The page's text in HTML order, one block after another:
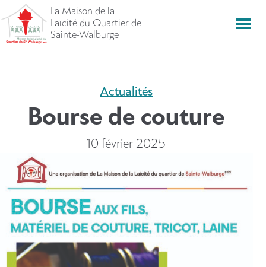
directement
vers
La Maison de la
Laïcité du Quartier de
Sainte-Walburge
Actualités
Bourse de couture
10 février 2025